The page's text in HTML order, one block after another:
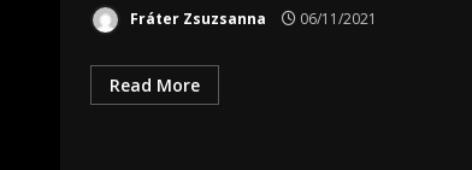
Fráter Zsuzsanna 06/11/2021
Read More